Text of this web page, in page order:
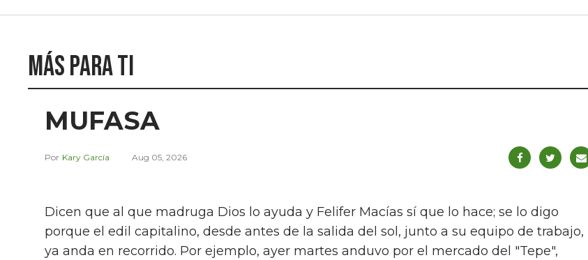
Más para ti
MUFASA
Kary García Aug 05, 2026
Dicen que al que madruga Dios lo ayuda y Felifer Macías sí que lo hace; se lo digo
porque el edil capitalino, desde antes de la salida del sol, junto a su equipo de trabajo,
ya anda en recorrido. Por ejemplo, ayer martes anduvo por el mercado del "Tepe",